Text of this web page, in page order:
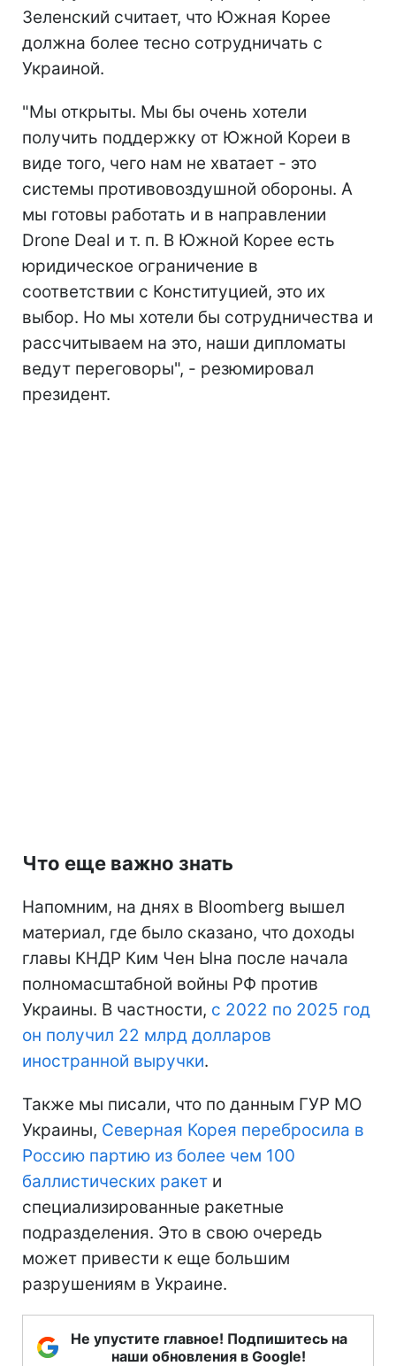
Зеленский считает, что Южная Корее
должна более тесно сотрудничать с
Украиной.
"Мы открыты. Мы бы очень хотели
получить поддержку от Южной Кореи в
виде того, чего нам не хватает - это
системы противовоздушной обороны. А
мы готовы работать и в направлении
Drone Deal и т. п. В Южной Корее есть
юридическое ограничение в
соответствии с Конституцией, это их
выбор. Но мы хотели бы сотрудничества и
рассчитываем на это, наши дипломаты
ведут переговоры", - резюмировал
президент.
Что еще важно знать
Напомним, на днях в Bloomberg вышел
материал, где было сказано, что доходы
главы КНДР Ким Чен Ына после начала
полномасштабной войны РФ против
Украины. В частности, с 2022 по 2025 год
он получил 22 млрд долларов
иностранной выручки.
Также мы писали, что по данным ГУР МО
Украины, Северная Корея перебросила в
Россию партию из более чем 100
баллистических ракет и
специализированные ракетные
подразделения. Это в свою очередь
может привести к еще большим
разрушениям в Украине.
Не упустите главное! Подпишитесь на
наши обновления в Google!